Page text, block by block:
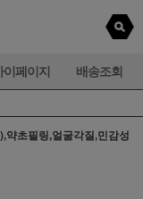
이페이지 배송조회
약초필링,얼굴각질,민감성